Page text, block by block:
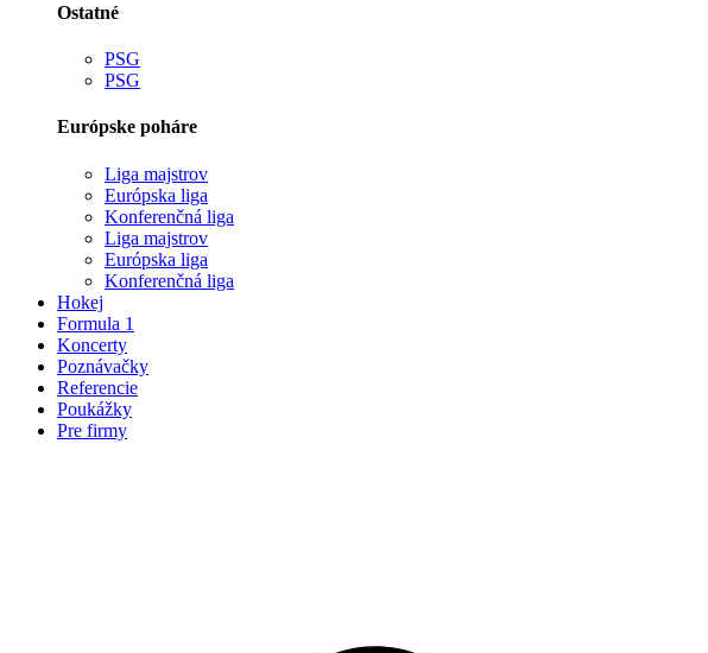
Ostatné
PSG
PSG
Európske poháre
Liga majstrov
Európska liga
Konferenčná liga
Liga majstrov
Európska liga
Konferenčná liga
Hokej
Formula 1
Koncerty
Poznávačky
Referencie
Poukážky
Pre firmy